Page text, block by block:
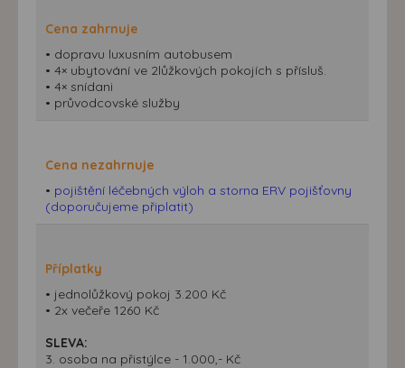
Cena zahrnuje
• dopravu luxusním autobusem
• 4× ubytování ve 2lůžkových pokojích s přísluš.
• 4× snídani
• průvodcovské služby
Cena nezahrnuje
• pojištění léčebných výloh a storna ERV pojišťovny
(doporučujeme připlatit)
Příplatky
• jednolůžkový pokoj 3.200 Kč
• 2x večeře 1260 Kč
SLEVA:
3. osoba na přistýlce - 1.000,- Kč